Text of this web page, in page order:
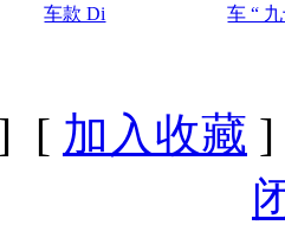
车款 Di
车 “
[ 加入收藏